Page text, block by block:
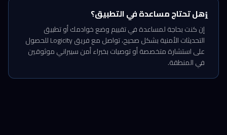
ℹ️هل تحتاج مساعدة في التطبيق؟
إن كنت بحاجة لمساعدة في تقييم وضع خوادمك أو تطبيق
التحديثات الأمنية بشكل صحيح، تواصل مع فريق Logicity للحصول
على استشارة متخصصة أو توصيات بخبراء أمن سيبراني موثوقين
في المنطقة.